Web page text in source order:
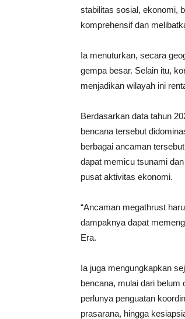
stabilitas sosial, ekonomi,
komprehensif dan
Ia menuturkan, secara
gempa besar. Selain itu,
menjadikan wilayah ini
Berdasarkan data tahun
bencana tersebut
berbagai ancaman
dapat memicu tsunami
pusat aktivitas ekonomi.
“Ancaman megathrust
dampaknya dapat
Era.
Ia juga mengungkapkan
bencana, mulai dari belum
perlunya penguatan
prasarana, hingga